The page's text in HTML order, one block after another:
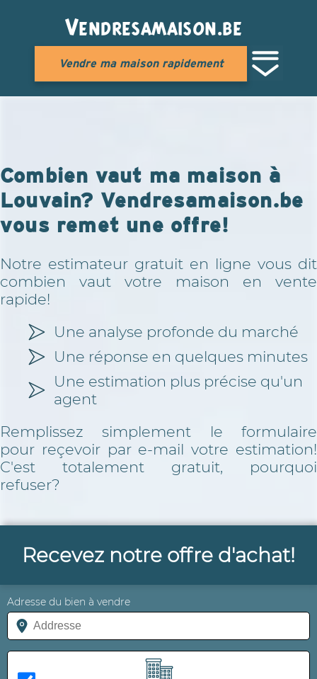
Vendresamaison.be
Vendre ma maison rapidement
Combien vaut ma maison à
Louvain? Vendresamaison.be
vous remet une offre!
Notre estimateur gratuit en ligne vous dit
combien vaut votre maison en vente
rapide!
Une analyse profonde du marché
Une réponse en quelques minutes
Une estimation plus précise qu'un
agent
Remplissez simplement le formulaire
pour reçevoir par e-mail votre estimation!
C'est totalement gratuit, pourquoi
refuser?
Recevez notre offre d'achat!
Adresse du bien à vendre